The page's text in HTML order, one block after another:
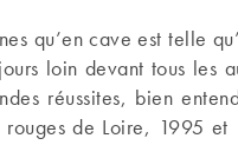
qu’en cave est telle
loin devant tous les
réussites, bien
rouges de Loire, 1995 et